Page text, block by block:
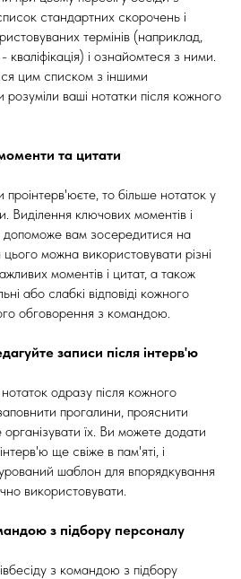
стандартних скорочень і
термінів (наприклад,
і ознайомтеся з ними.
цим списком з іншими
ваші нотатки після кожного
та цитати
то більше нотаток у
Виділення ключових моментів і
допоможе вам зосередитися на
цього можна використовувати різні
моментів і цитат, а також
або слабкі відповіді кожного
обговорення з командою.
записи після інтерв'ю
одразу після кожного
прогалини, прояснити
їх. Ви можете додати
ще свіже в пам'яті, і
шаблон для впорядкування
використовувати.
з підбору персоналу
з командою з підбору